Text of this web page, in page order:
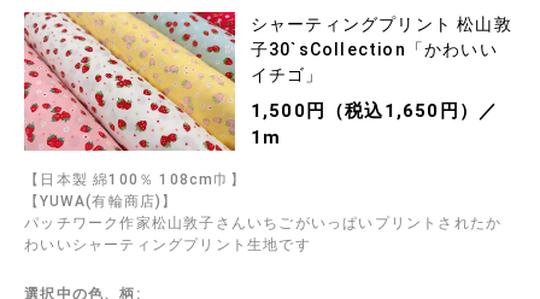
シャーティングプリント 松山敦
子30`sCollection「かわいい
イチゴ」
1,500円（税込1,650円）／
1m
【日本製 綿100％ 108cm巾】
【YUWA(有輪商店)】
パッチワーク作家松山敦子さんいちごがいっぱいプリントされたか
わいいシャーティングプリント生地です
選択中の色、柄: